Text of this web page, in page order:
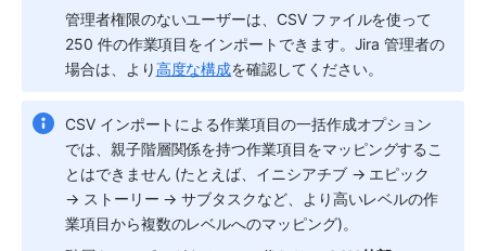
管理者権限のないユーザーは、CSV ファイルを使って
250 件の作業項目をインポートできます。Jira 管理者の
場合は、より高度な構成を確認してください。
CSV インポートによる作業項目の一括作成オプション
では、親子階層関係を持つ作業項目をマッピングするこ
とはできません (たとえば、イニシアチブ → エピック
→ ストーリー → サブタスクなど、より高いレベルの作
業項目から複数のレベルへのマッピング)。